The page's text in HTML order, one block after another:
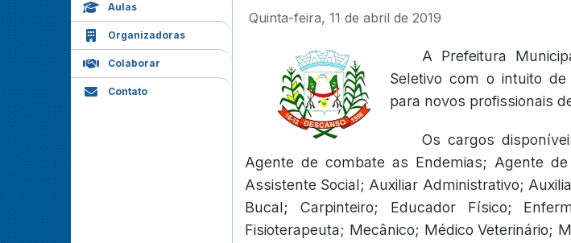
Aulas
Organizadoras
Colaborar
Contato
Quinta-feira, 11 de abril de 2019
A Prefeitura
Seletivo com o intuito
para novos profissionais
Os cargos
Agente de combate as Endemias; Agente
Assistente Social; Auxiliar Administrativo;
Bucal; Carpinteiro; Educador Físico;
Fisioterapeuta; Mecânico; Médico Veterinário;